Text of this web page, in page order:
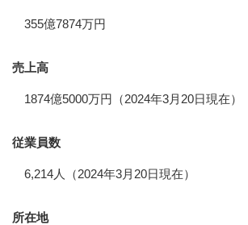
355億7874万円
売上高
1874億5000万円（2024年3月20日現在）
従業員数
6,214人（2024年3月20日現在）
所在地